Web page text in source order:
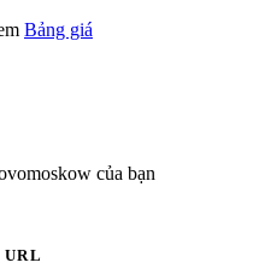
Bảng giá
của bạn
URL